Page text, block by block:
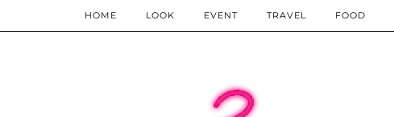
HOME LOOK EVENT TRAVEL FOOD